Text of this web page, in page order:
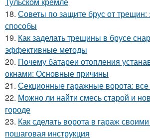
18. Советы по защите брус от
способы
19. Как заделать трещины в брусе
эффективные методы
20. Почему батареи отопления
окнами: Основные причины
21. Секционные гаражные ворота:
22. Можно ли найти смесь старой и
городе
23. Как сделать ворота в гараж
пошаговая инструкция